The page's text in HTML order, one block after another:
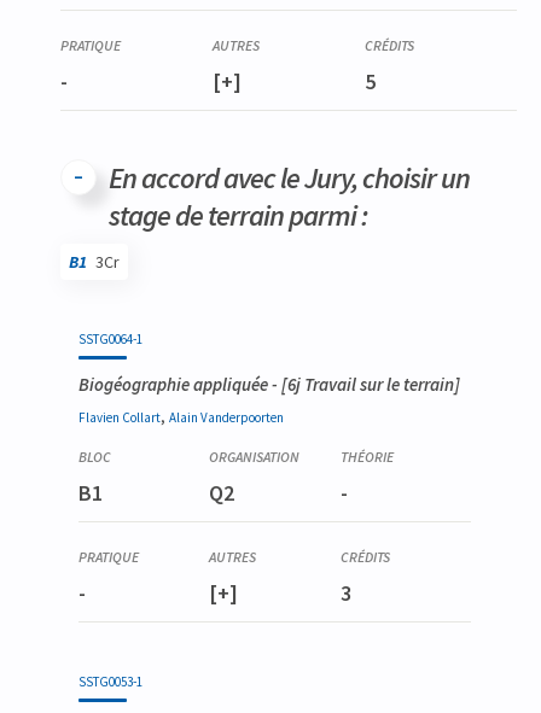
- [+] 5
En accord avec le Jury, choisir un
stage de terrain parmi :
B1 3Cr
SSTG0064-1
Biogéographie appliquée- [6j Travail sur le terrain]
Flavien Collart, Alain Vanderpoorten
B1 Q2 -
- [+] 3
SSTG0053-1